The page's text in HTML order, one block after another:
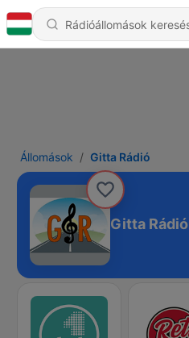
Állomások Gitta Rádió
Gitta Rádió